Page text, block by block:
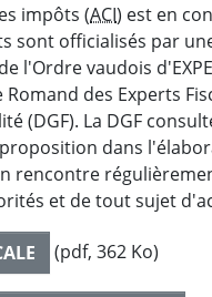
impôts (ACI) est en
sont officialisés par
l'Ordre vaudois
des Experts
(DGF). La DGF
dans
rencontre
et de tout sujet
(pdf, 362 Ko)